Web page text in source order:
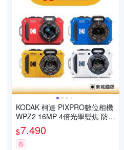
KODAK 柯達 PIXPRO數位相機
WPZ2 16MP 4倍光學變焦 防水
數位相機 公司貨
$7,490
券